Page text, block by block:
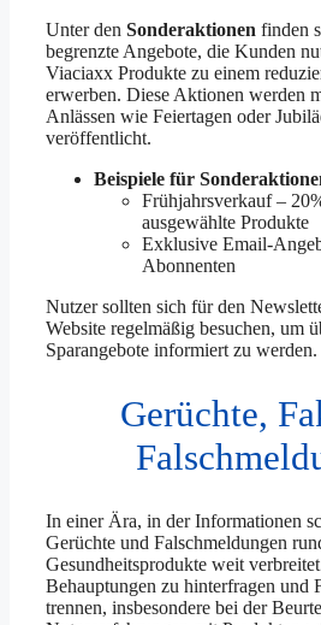
Unter den Sonderaktionen finden
begrenzte Angebote, die Kunden
Viaciaxx Produkte zu einem
erwerben. Diese Aktionen werden
Anlässen wie Feiertagen oder
veröffentlicht.
Beispiele für
Frühjahrsverkauf –
ausgewählte Produkte
Exklusive Email-
Abonnenten
Nutzer sollten sich für den
Website regelmäßig besuchen, um
Sparangebote informiert zu werden.
Gerüchte,
In einer Ära, in der Informationen
Gerüchte und Falschmeldungen
Gesundheitsprodukte weit
Behauptungen zu hinterfragen und
trennen, insbesondere bei der